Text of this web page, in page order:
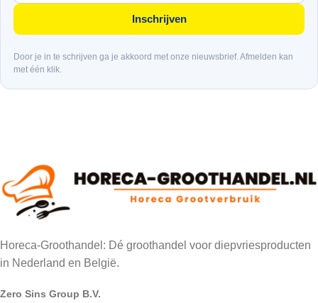
Inschrijven
Door je in te schrijven ga je akkoord met onze nieuwsbrief. Afmelden kan
met één klik.
Horeca-Groothandel: Dé groothandel voor diepvriesproducten
in Nederland en België.
Zero Sins Group B.V.